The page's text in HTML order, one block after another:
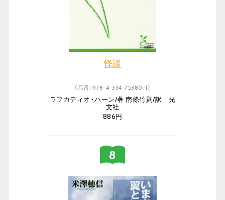
怪談
（品番：978-4-334-75380-1）
ラフカディオ・ハーン/著 南條竹則/訳 光
文社
886円